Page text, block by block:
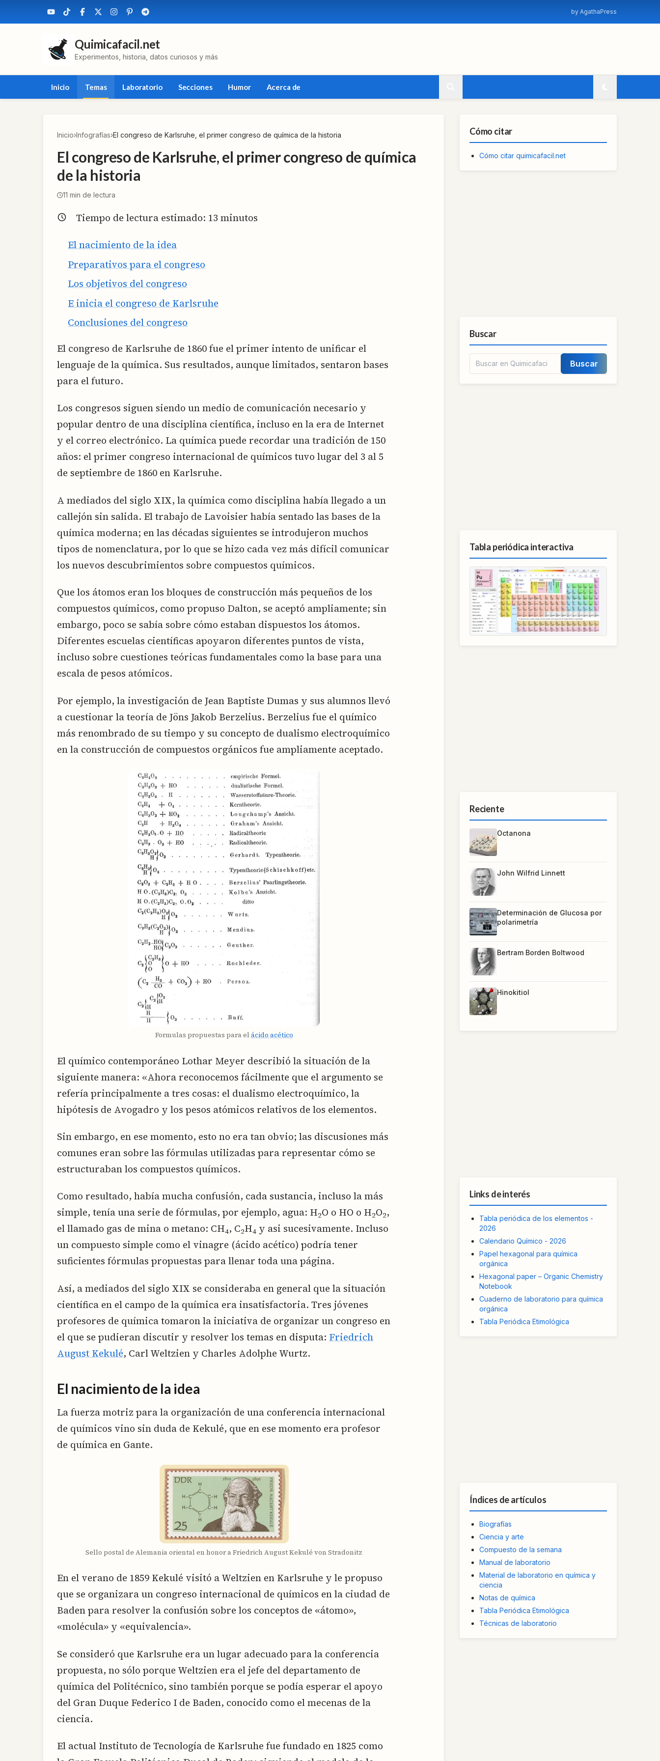
by AgathaPress
Quimicafacil.net
Experimentos, historia, datos curiosos y más
Inicio Temas Laboratorio Secciones Humor Acerca de
Inicio›Infografías›El congreso de Karlsruhe, el primer congreso de química de la historia
El congreso de Karlsruhe, el primer congreso de química
de la historia
11 min de lectura
Tiempo de lectura estimado: 13 minutos
El nacimiento de la idea
Preparativos para el congreso
Los objetivos del congreso
E inicia el congreso de Karlsruhe
Conclusiones del congreso
El congreso de Karlsruhe de 1860 fue el primer intento de unificar el
lenguaje de la química. Sus resultados, aunque limitados, sentaron bases
para el futuro.
Los congresos siguen siendo un medio de comunicación necesario y
popular dentro de una disciplina científica, incluso en la era de Internet
y el correo electrónico. La química puede recordar una tradición de 150
años: el primer congreso internacional de químicos tuvo lugar del 3 al 5
de septiembre de 1860 en Karlsruhe.
A mediados del siglo XIX, la química como disciplina había llegado a un
callejón sin salida. El trabajo de Lavoisier había sentado las bases de la
química moderna; en las décadas siguientes se introdujeron muchos
tipos de nomenclatura, por lo que se hizo cada vez más difícil comunicar
los nuevos descubrimientos sobre compuestos químicos.
Que los átomos eran los bloques de construcción más pequeños de los
compuestos químicos, como propuso Dalton, se aceptó ampliamente; sin
embargo, poco se sabía sobre cómo estaban dispuestos los átomos.
Diferentes escuelas científicas apoyaron diferentes puntos de vista,
incluso sobre cuestiones teóricas fundamentales como la base para una
escala de pesos atómicos.
Por ejemplo, la investigación de Jean Baptiste Dumas y sus alumnos llevó
a cuestionar la teoría de Jöns Jakob Berzelius. Berzelius fue el químico
más renombrado de su tiempo y su concepto de dualismo electroquímico
en la construcción de compuestos orgánicos fue ampliamente aceptado.
Formulas propuestas para el ácido acético
El químico contemporáneo Lothar Meyer describió la situación de la
siguiente manera: «Ahora reconocemos fácilmente que el argumento se
refería principalmente a tres cosas: el dualismo electroquímico, la
hipótesis de Avogadro y los pesos atómicos relativos de los elementos.
Sin embargo, en ese momento, esto no era tan obvio; las discusiones más
comunes eran sobre las fórmulas utilizadas para representar cómo se
estructuraban los compuestos químicos.
Como resultado, había mucha confusión, cada sustancia, incluso la más
simple, tenía una serie de fórmulas, por ejemplo, agua: H2O o HO o H2O2,
el llamado gas de mina o metano: CH4, C2H4 y asi sucesivamente. Incluso
un compuesto simple como el vinagre (ácido acético) podría tener
suficientes fórmulas propuestas para llenar toda una página.
Así, a mediados del siglo XIX se consideraba en general que la situación
científica en el campo de la química era insatisfactoria. Tres jóvenes
profesores de química tomaron la iniciativa de organizar un congreso en
el que se pudieran discutir y resolver los temas en disputa: Friedrich
August Kekulé, Carl Weltzien y Charles Adolphe Wurtz.
El nacimiento de la idea
La fuerza motriz para la organización de una conferencia internacional
de químicos vino sin duda de Kekulé, que en ese momento era profesor
de química en Gante.
Sello postal de Alemania oriental en honor a Friedrich August Kekulé von Stradonitz
En el verano de 1859 Kekulé visitó a Weltzien en Karlsruhe y le propuso
que se organizara un congreso internacional de químicos en la ciudad de
Baden para resolver la confusión sobre los conceptos de «átomo»,
«molécula» y «equivalencia».
Se consideró que Karlsruhe era un lugar adecuado para la conferencia
propuesta, no sólo porque Weltzien era el jefe del departamento de
química del Politécnico, sino también porque se podía esperar el apoyo
del Gran Duque Federico I de Baden, conocido como el mecenas de la
ciencia.
El actual Instituto de Tecnología de Karlsruhe fue fundado en 1825 como
Cómo citar
Cómo citar quimicafacil.net
Buscar
Buscar
Tabla periódica interactiva
Reciente
Octanona
John Wilfrid Linnett
Determinación de Glucosa por
polarimetría
Bertram Borden Boltwood
Hinokitiol
Links de interés
Tabla periódica de los elementos -
2026
Calendario Químico - 2026
Papel hexagonal para química
orgánica
Hexagonal paper – Organic Chemistry
Notebook
Cuaderno de laboratorio para química
orgánica
Tabla Periódica Etimológica
Índices de artículos
Biografías
Ciencia y arte
Compuesto de la semana
Manual de laboratorio
Material de laboratorio en química y
ciencia
Notas de química
Tabla Periódica Etimológica
Técnicas de laboratorio